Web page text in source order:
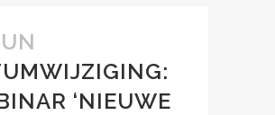
‘NIEUWE